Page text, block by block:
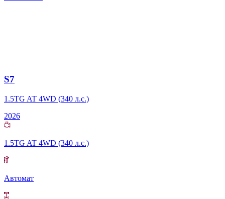
S7
1.5TG AT 4WD (340 л.с.)
2026
1.5TG AT 4WD (340 л.с.)
Автомат